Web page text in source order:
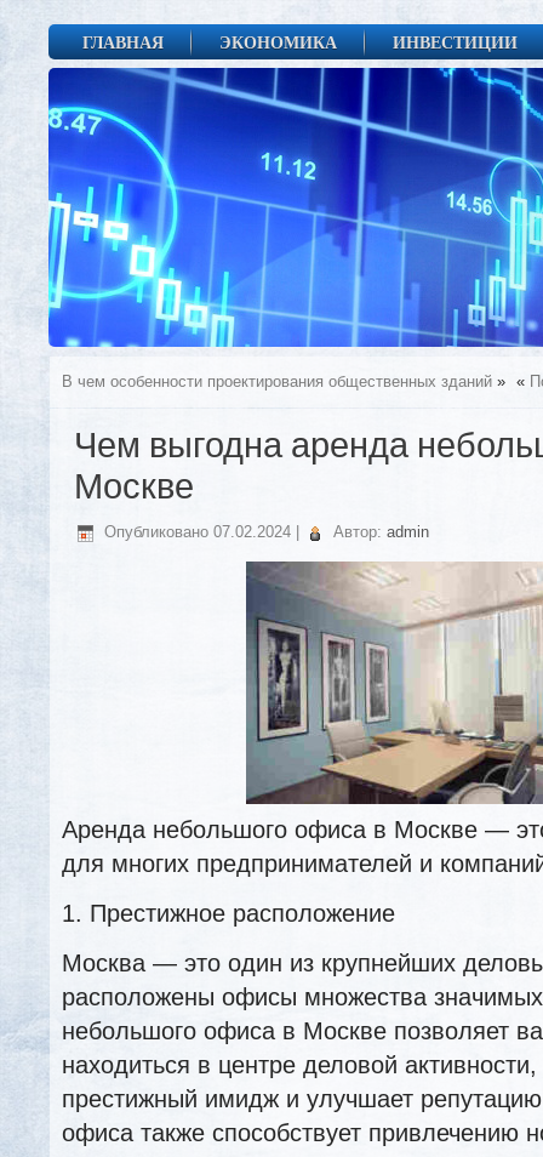
ГЛАВНАЯ ЭКОНОМИКА ИНВЕСТИЦИИ
В чем особенности проектирования общественных зданий » «
Чем выгодна аренда
Москве
Опубликовано 07.02.2024 Автор: admin
Аренда небольшого офиса в Москве —
для многих предпринимателей и
1. Престижное расположение
Москва — это один из крупнейших
расположены офисы множества
небольшого офиса в Москве позволяет
находиться в центре деловой активности,
престижный имидж и улучшает
офиса также способствует привлечению